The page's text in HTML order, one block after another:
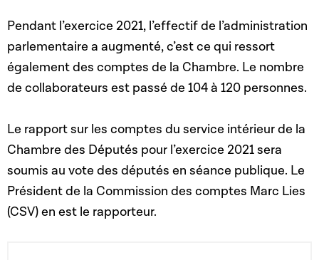
Pendant l’exercice 2021, l’effectif de l’administration
parlementaire a augmenté, c’est ce qui ressort
également des comptes de la Chambre. Le nombre
de collaborateurs est passé de 104 à 120 personnes.
Le rapport sur les comptes du service intérieur de la
Chambre des Députés pour l’exercice 2021 sera
soumis au vote des députés en séance publique. Le
Président de la Commission des comptes Marc Lies
(CSV) en est le rapporteur.